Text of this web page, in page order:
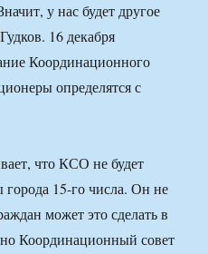
у нас будет другое
16 декабря
Координационного
определятся с
что КСО не будет
15-го числа. Он не
может это сделать в
Координационный совет